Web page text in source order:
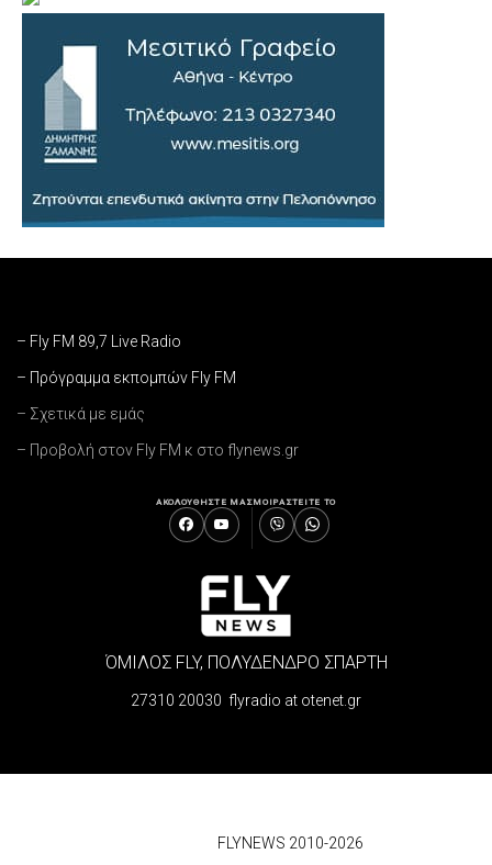
– Fly FM 89,7 Live Radio
– Πρόγραμμα εκπομπών Fly FM
– Σχετικά με εμάς
– Προβολή στον Fly FM κ στο flynews.gr
ΑΚΟΛΟΥΘΗΣΤΕ ΜΑΣΜΟΙΡΑΣΤΕΙΤΕ ΤΟ
ΌΜΙΛΟΣ FLY, ΠΟΛΥΔΕΝΔΡΟ ΣΠΑΡΤΗ
27310 20030 flyradio at otenet.gr
FLYNEWS 2010-2026